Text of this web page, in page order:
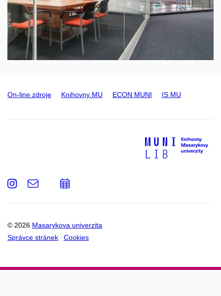
On-line zdroje Knihovny MU ECON MUNI IS MU
© 2026 Masarykova univerzita
Správce stránek
Cookies
Instagram
e-
Přidat